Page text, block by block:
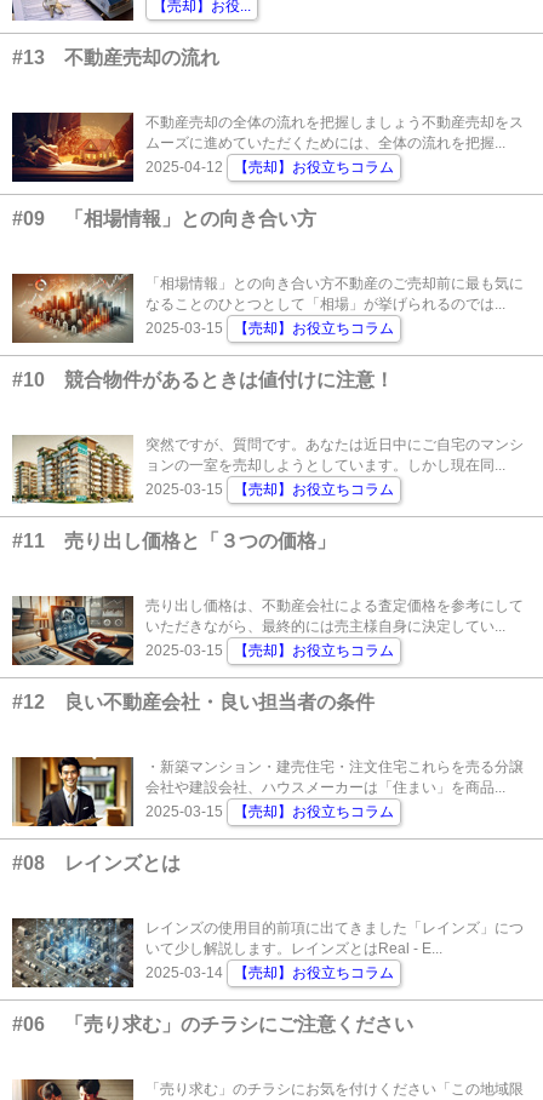
【売却】お役...
#13 不動産売却の流れ
不動産売却の全体の流れを把握しましょう不動産売却をス
ムーズに進めていただくためには、全体の流れを把握...
2025-04-12
【売却】お役立ちコラム
#09 「相場情報」との向き合い方
「相場情報」との向き合い方不動産のご売却前に最も気に
なることのひとつとして「相場」が挙げられるのでは...
2025-03-15
【売却】お役立ちコラム
#10 競合物件があるときは値付けに注意！
突然ですが、質問です。あなたは近日中にご自宅のマンシ
ョンの一室を売却しようとしています。しかし現在同...
2025-03-15
【売却】お役立ちコラム
#11 売り出し価格と「３つの価格」
売り出し価格は、不動産会社による査定価格を参考にして
いただきながら、最終的には売主様自身に決定してい...
2025-03-15
【売却】お役立ちコラム
#12 良い不動産会社・良い担当者の条件
・新築マンション・建売住宅・注文住宅これらを売る分譲
会社や建設会社、ハウスメーカーは「住まい」を商品...
2025-03-15
【売却】お役立ちコラム
#08 レインズとは
レインズの使用目的前項に出てきました「レインズ」につ
いて少し解説します。レインズとはReal - E...
2025-03-14
【売却】お役立ちコラム
#06 「売り求む」のチラシにご注意ください
「売り求む」のチラシにお気を付けください「この地域限